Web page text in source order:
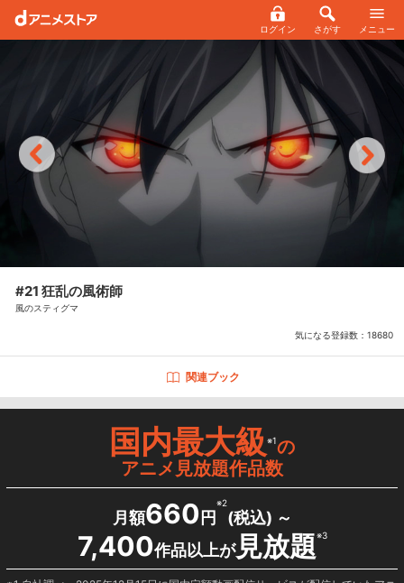
ログイン さがす メニュー
#21 狂乱の風術師
風のスティグマ
気になる登録数： 18680
関連ブック
国内最大級※1の
アニメ見放題作品数
月額660 円
※2
(税込) ～
7,400作品以上が見放題※3